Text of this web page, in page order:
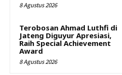
8 Agustus 2026
Terobosan Ahmad Luthfi di
Jateng Diguyur Apresiasi,
Raih Special Achievement
Award
8 Agustus 2026